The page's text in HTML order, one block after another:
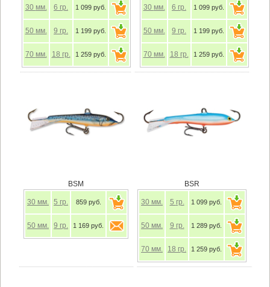
30 мм. 6 гр. 1 099 руб.
50 мм. 9 гр. 1 199 руб.
70 мм. 18 гр. 1 259 руб.
30 мм. 6 гр. 1 099 руб.
50 мм. 9 гр. 1 199 руб.
70 мм. 18 гр. 1 259 руб.
BSM
30 мм. 5 гр. 859 руб.
50 мм. 9 гр. 1 169 руб.
BSR
30 мм. 5 гр. 1 099 руб.
50 мм. 9 гр. 1 289 руб.
70 мм. 18 гр. 1 259 руб.